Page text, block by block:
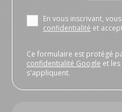
En vous inscrivant,
confidentialité et
Ce formulaire est protégé
confidentialité Google et les
s'appliquent.